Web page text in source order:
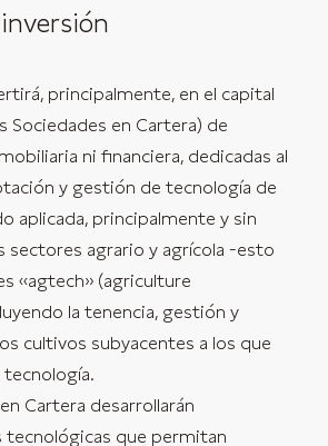
principalmente, en el capital
Sociedades en Cartera) de
ni financiera, dedicadas al
y gestión de tecnología de
aplicada, principalmente y sin
sectores agrario y agrícola -esto
«agtech» (agriculture
la tenencia, gestión y
cultivos subyacentes a los que
tecnología.
Cartera desarrollarán
que permitan